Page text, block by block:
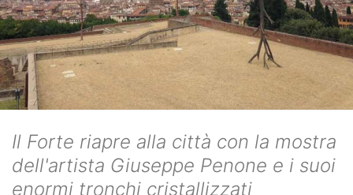
Il Forte riapre alla città con la mostra
dell'artista Giuseppe Penone e i suoi
enormi tronchi cristallizzati